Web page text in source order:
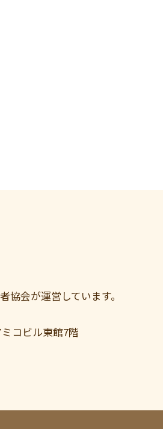
会が運営しています。
コビル東館7階